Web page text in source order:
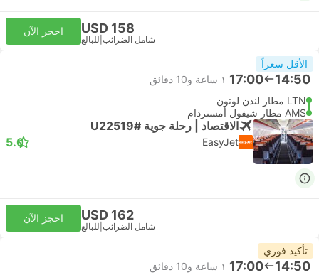
USD 158
شامل الضرائب للبالغ
احجز الآن
الأقل سعراً
14:50
17:00 ١ ساعة و‫10 دقائق
LTN مطار لندن لوتون
AMS مطار شيفول أمستردام
الاقتصاد | رحلة جوية #U22519
EasyJet
5.0
USD 162
شامل الضرائب للبالغ
احجز الآن
تأكيد فوري
14:50
17:00 ١ ساعة و‫10 دقائق